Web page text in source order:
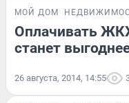
МОЙ ДОМ
Оплачивать
станет
26 августа, 2014, 14:55